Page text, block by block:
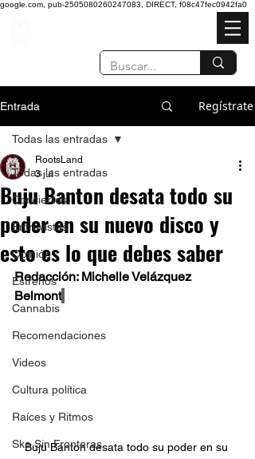
google.com, pub-2505080260247083, DIRECT, f08c47fec0942fa0
Entrada Regístrate
Todas las entradas
Conciertos
Entrevistas
Opinión
Estrenos
Cannabis
Recomendaciones
Videos
Cultura política
Raíces y Ritmos
Ska Sin Fronteras
Todas las entradas
Buju Banton desata todo su
poder en su nuevo disco y
esto es lo que debes saber
RootsLand
3 jul
Redacción: Michelle Velázquez
Belmont
Buju Banton desata todo su poder en su